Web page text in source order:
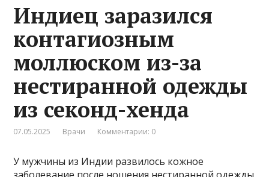
Индиец заразился
контагиозным
моллюском из-за
нестиранной одежды
из секонд-хенда
07.05.2025 Врачи Комментарии: 0
У мужчины из Индии развилось кожное